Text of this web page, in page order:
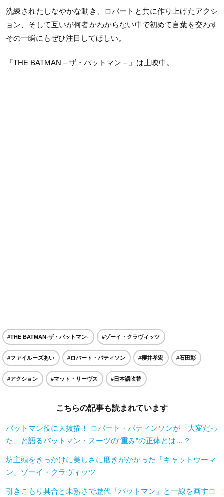
洗練されたしなやかな動き、ロバートと共に作り上げたアクシ
ョン、そして互いが何者かわからない中で初めて言葉を交わす
その一瞬にもぜひ注目してほしい。
『THE BATMAN－ザ・バットマン－』は上映中。
#THE BATMAN-ザ・バットマン- #ゾーイ・クラヴィッツ
#ファイルーズあい #ロバート・パティソン #櫻井孝宏 #石田彰
#アクション #マット・リーヴス #日本語吹替
こちらの記事も読まれています
バットマン役に大抜擢！ ロバート・パティンソンが「大変だっ
た」と語るバットマン・スーツの“重み”の正体とは…？
坊主頭をきっかけに美しさに磨きがかかった「キャットウーマ
ン」ゾーイ・クラヴィッツ
引きこもり具合と未熟さで歴代「バットマン」と一線を画すロ